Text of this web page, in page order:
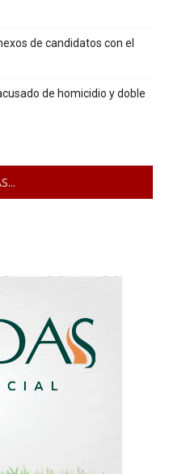
de candidatos con el
de homicidio y doble